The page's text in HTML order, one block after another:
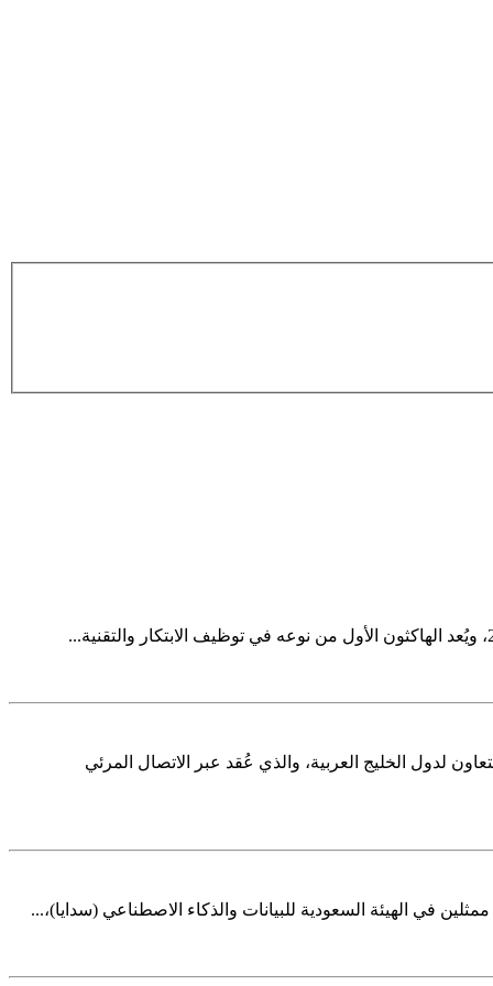
لدول الخليج العربية، والذي عُقد عبر الاتصال المرئي
في الهيئة السعودية للبيانات والذكاء الاصطناعي (سدايا)،...